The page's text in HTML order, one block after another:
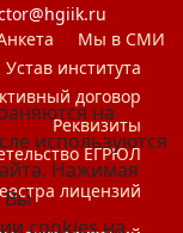
Мы в СМИ
Устав института
договор
Реквизиты
ЕГРЮЛ
лицензий
на
используются
Нажимая
Вы
cookies на